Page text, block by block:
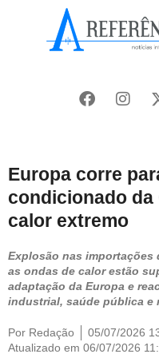
Europa corre
condicionado da
calor extremo
Explosão nas importações
as ondas de calor estão
adaptação da Europa e
industrial, saúde pública e
Por Redação
05/07/2026
Atualizado em 06/07/2026